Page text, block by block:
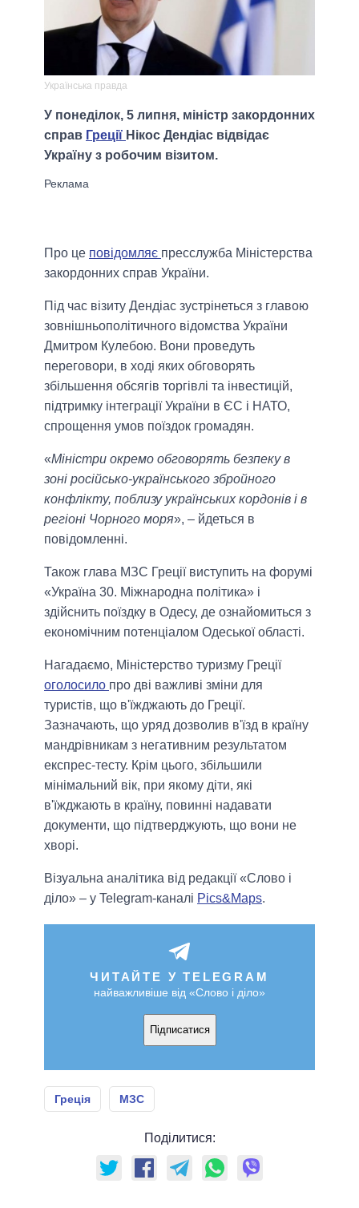
Українська правда
У понеділок, 5 липня, міністр закордонних
справ Греції Нікос Дендіас відвідає
Україну з робочим візитом.
Про це повідомляє пресслужба Міністерства
закордонних справ України.
Під час візиту Дендіас зустрінеться з главою
зовнішньополітичного відомства України
Дмитром Кулебою. Вони проведуть
переговори, в ході яких обговорять
збільшення обсягів торгівлі та інвестицій,
підтримку інтеграції України в ЄС і НАТО,
спрощення умов поїздок громадян.
«Міністри окремо обговорять безпеку в
зоні російсько-українського збройного
конфлікту, поблизу українських кордонів і в
регіоні Чорного моря», – йдеться в
повідомленні.
Також глава МЗС Греції виступить на форумі
«Україна 30. Міжнародна політика» і
здійснить поїздку в Одесу, де ознайомиться з
економічним потенціалом Одеської області.
Нагадаємо, Міністерство туризму Греції
оголосило про дві важливі зміни для
туристів, що в'їжджають до Греції.
Зазначають, що уряд дозволив в'їзд в країну
мандрівникам з негативним результатом
експрес-тесту. Крім цього, збільшили
мінімальний вік, при якому діти, які
в'їжджають в країну, повинні надавати
документи, що підтверджують, що вони не
хворі.
Візуальна аналітика від редакції «Слово і
діло» – у Telegram-каналі Pics&Maps.
ЧИТАЙТЕ У TELEGRAM
найважливіше від «Слово і діло»
Підписатися
Греція МЗС
Поділитися: